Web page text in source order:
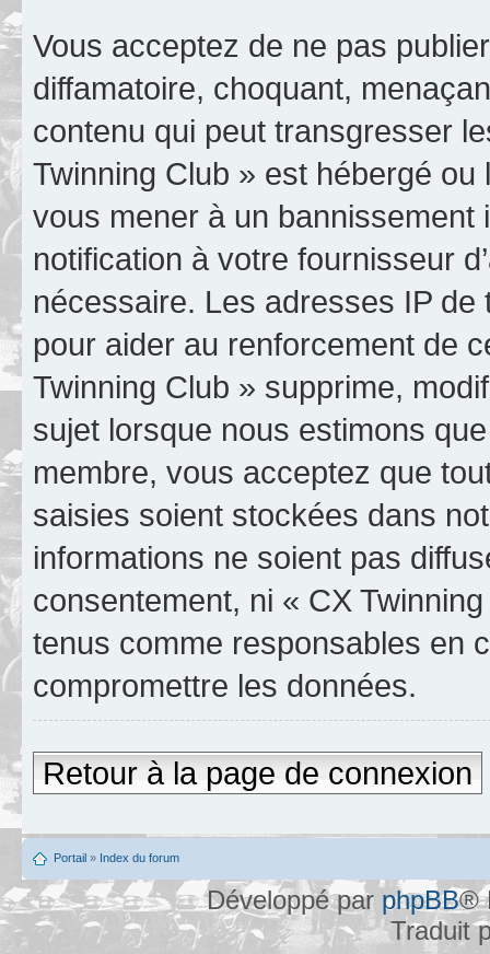
Vous acceptez de ne pas
diffamatoire, choquant,
contenu qui peut transgresser
Twinning Club » est hébergé
vous mener à un
notification à votre fournisseur
nécessaire. Les adresses IP
pour aider au renforcement de
Twinning Club » supprime,
sujet lorsque nous estimons
membre, vous acceptez que
saisies soient stockées dans
informations ne soient pas
consentement, ni « CX
tenus comme responsables en
compromettre les données.
Retour à la page de connexion
Portail » Index du forum
Développé par phpBB®
Traduit